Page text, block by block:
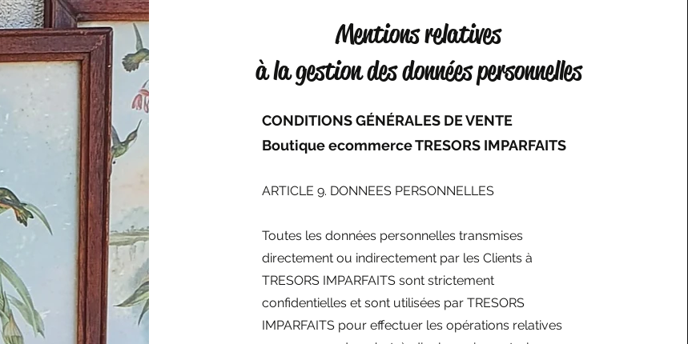
Mentions relatives
à la gestion des données personnelles
CONDITIONS GÉNÉRALES DE VENTE
Boutique ecommerce TRESORS IMPARFAITS
ARTICLE 9. DONNEES PERSONNELLES
Toutes les données personnelles transmises
directement ou indirectement par les Clients à
TRESORS IMPARFAITS sont strictement
confidentielles et sont utilisées par TRESORS
IMPARFAITS pour effectuer les opérations relatives